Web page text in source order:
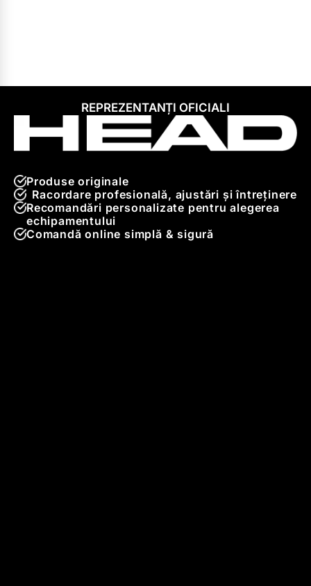
REPREZENTANȚI OFICIALI
Produse originale
Racordare profesională, ajustări și întreținere
Recomandări personalizate pentru alegerea
echipamentului
Comandă online simplă & sigură